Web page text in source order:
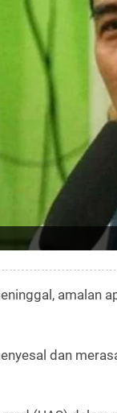
amalan
dan